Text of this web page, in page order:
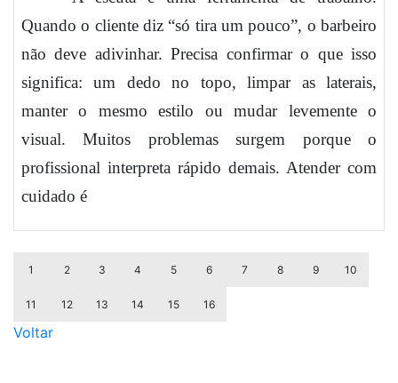
Quando o cliente diz “só tira um pouco”, o barbeiro
não deve adivinhar. Precisa confirmar o que isso
significa: um dedo no topo, limpar as laterais,
manter o mesmo estilo ou mudar levemente o
visual. Muitos problemas surgem porque o
profissional interpreta rápido demais. Atender com
cuidado é
1 2 3 4 5 6 7 8 9 10
11 12 13 14 15 16
Voltar